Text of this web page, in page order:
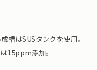
槽はSUSタンクを使用。
15ppm添加。